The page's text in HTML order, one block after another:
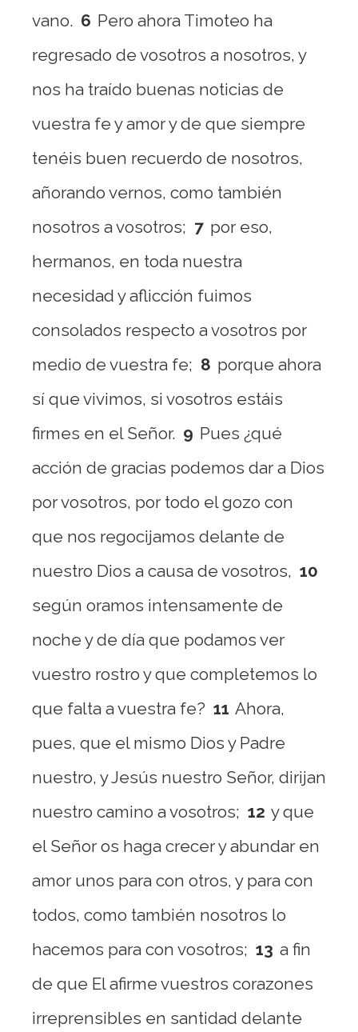
vano. 6 Pero ahora Timoteo ha
regresado de vosotros a nosotros, y
nos ha traído buenas noticias de
vuestra fe y amor y de que siempre
tenéis buen recuerdo de nosotros,
añorando vernos, como también
nosotros a vosotros; 7 por eso,
hermanos, en toda nuestra
necesidad y aflicción fuimos
consolados respecto a vosotros por
medio de vuestra fe; 8 porque ahora
sí que vivimos, si vosotros estáis
firmes en el Señor. 9 Pues ¿qué
acción de gracias podemos dar a Dios
por vosotros, por todo el gozo con
que nos regocijamos delante de
nuestro Dios a causa de vosotros, 10
según oramos intensamente de
noche y de día que podamos ver
vuestro rostro y que completemos lo
que falta a vuestra fe? 11 Ahora,
pues, que el mismo Dios y Padre
nuestro, y Jesús nuestro Señor, dirijan
nuestro camino a vosotros; 12 y que
el Señor os haga crecer y abundar en
amor unos para con otros, y para con
todos, como también nosotros lo
hacemos para con vosotros; 13 a fin
de que El afirme vuestros corazones
irreprensibles en santidad delante